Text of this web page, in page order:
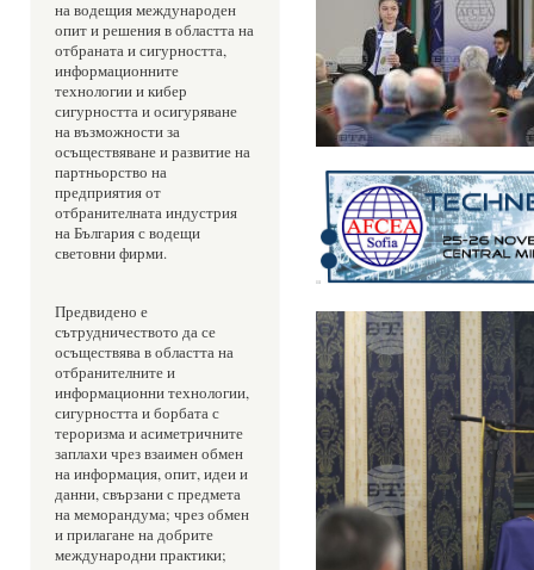
на водещия международен
опит и решения в областта на
отбраната и сигурността,
информационните
технологии и кибер
сигурността и осигуряване
на възможности за
осъществяване и развитие на
партньорство на
предприятия от
отбранителната индустрия
на България с водещи
световни фирми.
Предвидено е
сътрудничеството да се
осъществява в областта на
отбранителните и
информационни технологии,
сигурността и борбата с
тероризма и асиметричните
заплахи чрез взаимен обмен
на информация, опит, идеи и
данни, свързани с предмета
на меморандума; чрез обмен
и прилагане на добрите
международни практики;